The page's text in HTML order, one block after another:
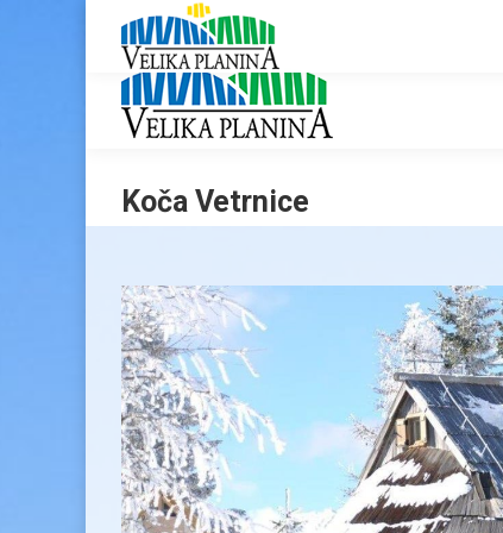
Koča Vetrnice